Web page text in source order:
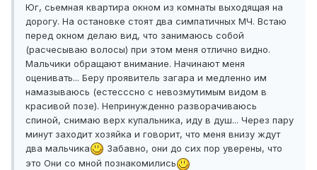
Юг, сьемная квартира окном из комнаты выходящая на
дорогу. На остановке стоят два симпатичных МЧ. Встаю
перед окном делаю вид, что занимаюсь собой
(расчесываю волосы) при этом меня отлично видно.
Мальчики обращают внимание. Начинают меня
оценивать... Беру проявитель загара и медленно им
намазываюсь (естесссно с невозмутимым видом в
красивой позе). Непринужденно разворачиваюсь
спиной, снимаю верх купальника, иду в душ... Через пару
минут заходит хозяйка и говорит, что меня внизу ждут
два мальчика
Забавно, они до сих пор уверены, что
это Они со мной познакомились